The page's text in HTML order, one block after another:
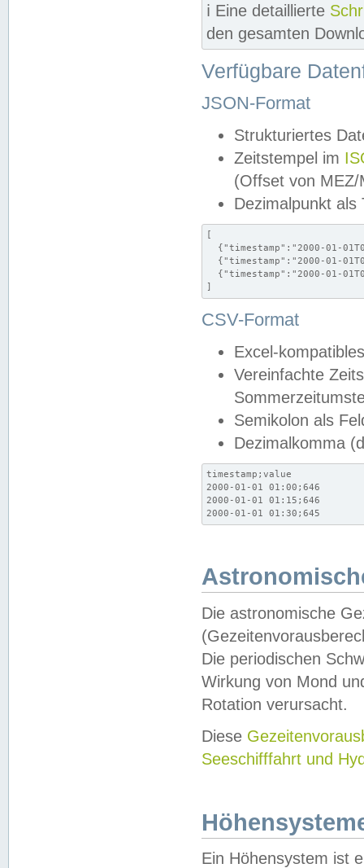
ℹ️ Eine detaillierte
den gesamten
Verfügbare
JSON-Format
Strukturiertes
Zeitstempel im
(Offset von MEZ/
Dezimalpunkt als
[
{"timestamp":"2000-01-
{"timestamp":"2000-01-
{"timestamp":"2000-01-
]
CSV-Format
Excel-
Vereinfachte
Semikolon als
Dezimalkomma
timestamp;value
2000-01-01 01:00;646
2000-01-01 01:15;646
2000-01-01 01:30;645
Die astronomische
Die periodischen
Wirkung von Mond
Rotation verursacht.
Diese
Seeschifffahrt und
Ein Höhensystem ist